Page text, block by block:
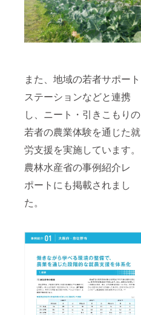
また、地域の若者サポート
ステーションなどと連携
し、ニート・引きこもりの
若者の農業体験を通じた就
労支援を実施しています。
農林水産省の事例紹介レ
ポートにも掲載されまし
た。